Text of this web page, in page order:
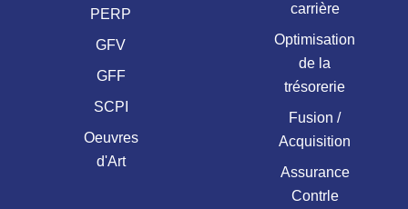
PERP
GFV
GFF
SCPI
Oeuvres
d'Art
carrière
Optimisation
de la
trésorerie
Fusion /
Acquisition
Assurance
Contrle